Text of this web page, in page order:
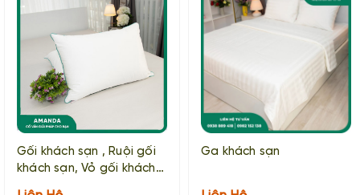
Gối khách sạn , Ruội gối
khách sạn, Vỏ gối khách
Ga khách sạn